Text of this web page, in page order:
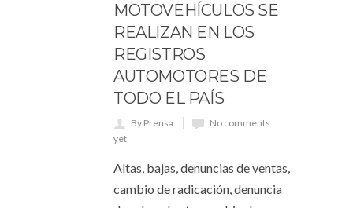
MOTOVEHÍCULOS SE
REALIZAN EN LOS
REGISTROS
AUTOMOTORES DE
TODO EL PAÍS
By Prensa
No comments
yet
Altas, bajas, denuncias de ventas,
cambio de radicación, denuncia